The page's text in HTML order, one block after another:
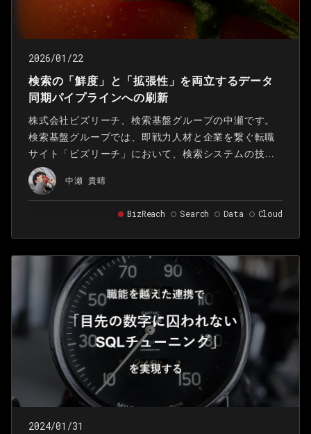
2026/01/22
検索の「鮮度」と「拡張性」を両立するデータ
同期パイプラインへの刷新
株式会社ビズリーチ、検索基盤グループの中瀬です。
検索基盤グループでは、即戦力人材と企業を繋ぐ転職
サイト「ビズリーチ」において、検索システムの技術
的負債解消や検索品質の向上に取り組んでいます。 本
記事では、検索エンジン（Elasticsearch）へのデータ
同期システム（indexer）を刷新し、データ反映時間を
600秒から30秒へと短縮した事例について、採用した
アーキテクチャと共にご紹介します。
中瀬 貴晴
BizReach Search Data Cloud
2024/01/31